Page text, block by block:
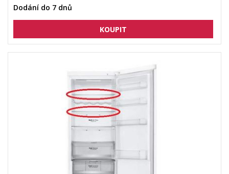
Dodání do 7 dnů